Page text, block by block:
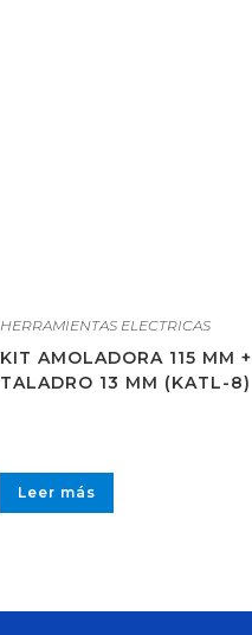
HERRAMIENTAS ELECTRICAS
KIT AMOLADORA 115 MM +
TALADRO 13 MM (KATL-8)
Leer más